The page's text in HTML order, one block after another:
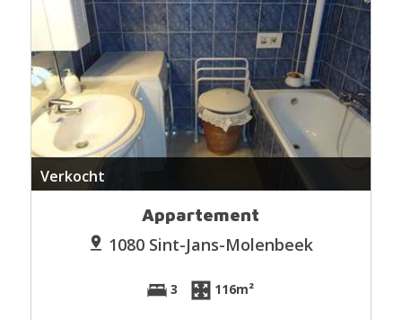
Verkocht
Appartement
1080 Sint-Jans-Molenbeek
3 116m²